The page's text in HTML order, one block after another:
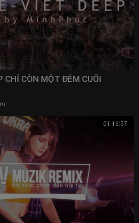
CHỈ CÒN MỘT ĐÊM CUỐI
01:16:57